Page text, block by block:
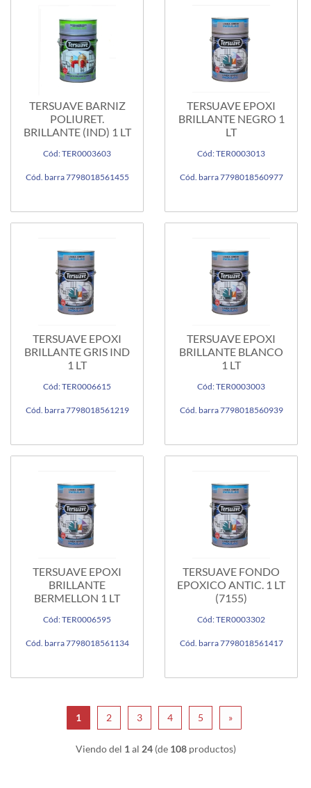
TERSUAVE BARNIZ
POLIURET.
BRILLANTE (IND) 1 LT
Cód: TER0003603
Cód. barra 7798018561455
TERSUAVE EPOXI
BRILLANTE NEGRO 1
LT
Cód: TER0003013
Cód. barra 7798018560977
TERSUAVE EPOXI
BRILLANTE GRIS IND
1 LT
Cód: TER0006615
Cód. barra 7798018561219
TERSUAVE EPOXI
BRILLANTE BLANCO
1 LT
Cód: TER0003003
Cód. barra 7798018560939
TERSUAVE EPOXI
BRILLANTE
BERMELLON 1 LT
Cód: TER0006595
Cód. barra 7798018561134
TERSUAVE FONDO
EPOXICO ANTIC. 1 LT
(7155)
Cód: TER0003302
Cód. barra 7798018561417
1 2 3 4 5 »
Viendo del 1 al 24(de 108productos)